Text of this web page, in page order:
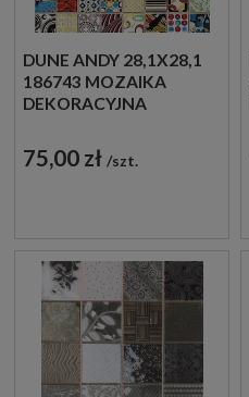
DUNE ANDY 28,1X28,1
186743 MOZAIKA
DEKORACYJNA
75,00 zł szt.